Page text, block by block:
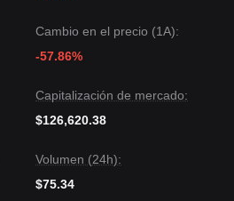
Cambio en el precio (1A):
-57.86%
Capitalización de mercado:
$126,620.38
Volumen (24h):
$75.34